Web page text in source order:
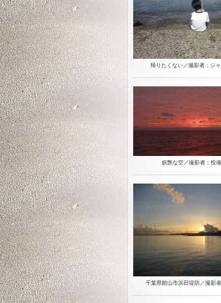
帰りたくない／撮影者：ジ
妖艶な空／撮影者：投
千葉県館山市浜田堤防／撮影